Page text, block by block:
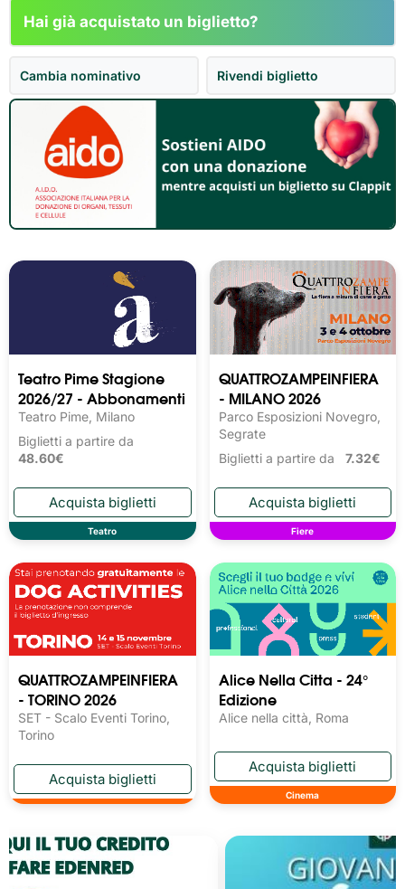
Teatro Pime Stagione
2026/27 - Abbonamenti
Teatro Pime, Milano
Biglietti a partire da
48.60€
Teatro
QUATTROZAMPEINFIERA
- MILANO 2026
Parco Esposizioni Novegro,
Segrate
Biglietti a partire da 7.32€
Fiere
QUATTROZAMPEINFIERA
- TORINO 2026
SET - Scalo Eventi Torino,
Torino
Alice Nella Citta - 24°
Edizione
Alice nella città, Roma
Cinema
Hai già acquistato un biglietto?
Cambia nominativo Rivendi biglietto